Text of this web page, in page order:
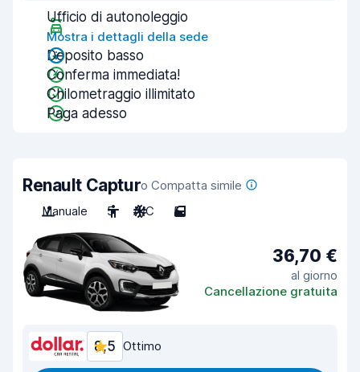
Ufficio di autonoleggio
Mostra i dettagli della sede
Deposito basso
Conferma immediata!
Chilometraggio illimitato
Paga adesso
Renault Capturo Compatta simile
Manuale
5 A/C 5
36,70 €
al giorno
Cancellazione gratuita
8,5 Ottimo